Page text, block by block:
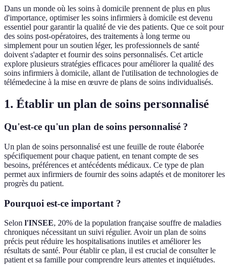
Dans un monde où les soins à domicile prennent de plus en plus
d'importance, optimiser les soins infirmiers à domicile est devenu
essentiel pour garantir la qualité de vie des patients. Que ce soit pour
des soins post-opératoires, des traitements à long terme ou
simplement pour un soutien léger, les professionnels de santé
doivent s'adapter et fournir des soins personnalisés. Cet article
explore plusieurs stratégies efficaces pour améliorer la qualité des
soins infirmiers à domicile, allant de l'utilisation de technologies de
télémedecine à la mise en œuvre de plans de soins individualisés.
1. Établir un plan de soins personnalisé
Qu'est-ce qu'un plan de soins personnalisé ?
Un plan de soins personnalisé est une feuille de route élaborée
spécifiquement pour chaque patient, en tenant compte de ses
besoins, préférences et antécédents médicaux. Ce type de plan
permet aux infirmiers de fournir des soins adaptés et de monitorer les
progrès du patient.
Pourquoi est-ce important ?
Selon l'INSEE, 20% de la population française souffre de maladies
chroniques nécessitant un suivi régulier. Avoir un plan de soins
précis peut réduire les hospitalisations inutiles et améliorer les
résultats de santé. Pour établir ce plan, il est crucial de consulter le
patient et sa famille pour comprendre leurs attentes et inquiétudes.